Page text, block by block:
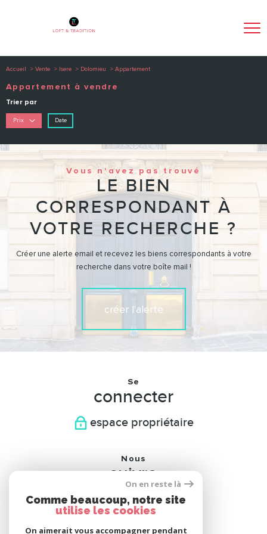
Accueil Vente Isere Dolomieu Appartement
Appartement à vendre
Trier par
Prix Date
Vous n'avez pas trouvé
LE BIEN
CORRESPONDANT À
VOTRE RECHERCHE ?
Créer une alerte email et recevez les biens correspondants à votre
recherche dans votre boîte mail !
créer l'alerte
Se
connecter
espace propriétaire
Nous
suivre
On en reste là
Comme beaucoup, notre site
utilise les cookies
On aimerait vous accompagner pendant